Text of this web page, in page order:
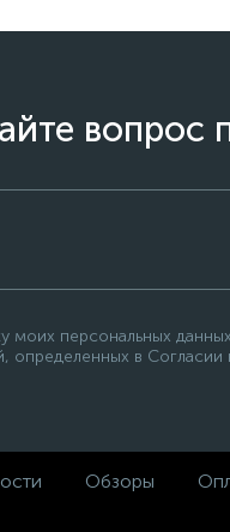
вопрос
персональных
в Согласии
Обзоры